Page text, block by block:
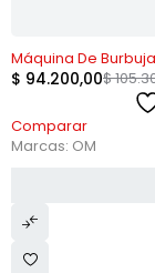
-11%
Máquina De
$
$ 94.200,00
Comparar
Marcas: OM